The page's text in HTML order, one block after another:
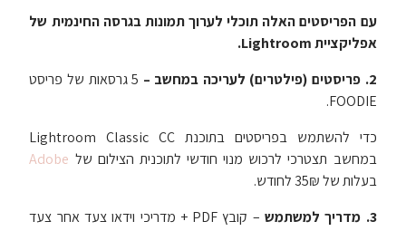
עם הפריסטים האלה תוכלי לערוך תמונות בגרסה החינמית של
אפליקציית Lightroom.
2. פריסטים (פילטרים) לעריכה במחשב –
5 גרסאות של פריסט
FOODIE
.
כדי להשתמש בפריסטים בתוכנת Lightroom Classic CC
במחשב תצטרכי לרכוש מנוי חודשי לתוכנית הצילום של
בעלות של 35₪ לחודש.
3. מדריך למשתמש
– קובץ PDF + מדריכי וידאו צעד אחר צעד